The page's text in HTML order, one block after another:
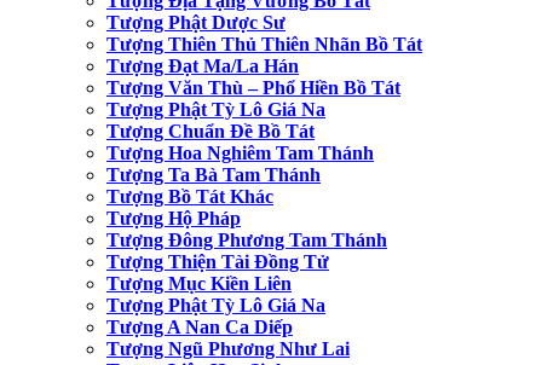
Tượng Phật Dược Sư
Tượng Thiên Thủ Thiên Nhãn Bồ Tát
Tượng Đạt Ma/La Hán
Tượng Văn Thù – Phổ Hiền Bồ Tát
Tượng Phật Tỳ Lô Giá Na
Tượng Chuẩn Đề Bồ Tát
Tượng Hoa Nghiêm Tam Thánh
Tượng Ta Bà Tam Thánh
Tượng Bồ Tát Khác
Tượng Hộ Pháp
Tượng Đông Phương Tam Thánh
Tượng Thiện Tài Đồng Tử
Tượng Mục Kiền Liên
Tượng Phật Tỳ Lô Giá Na
Tượng A Nan Ca Diếp
Tượng Ngũ Phương Như Lai